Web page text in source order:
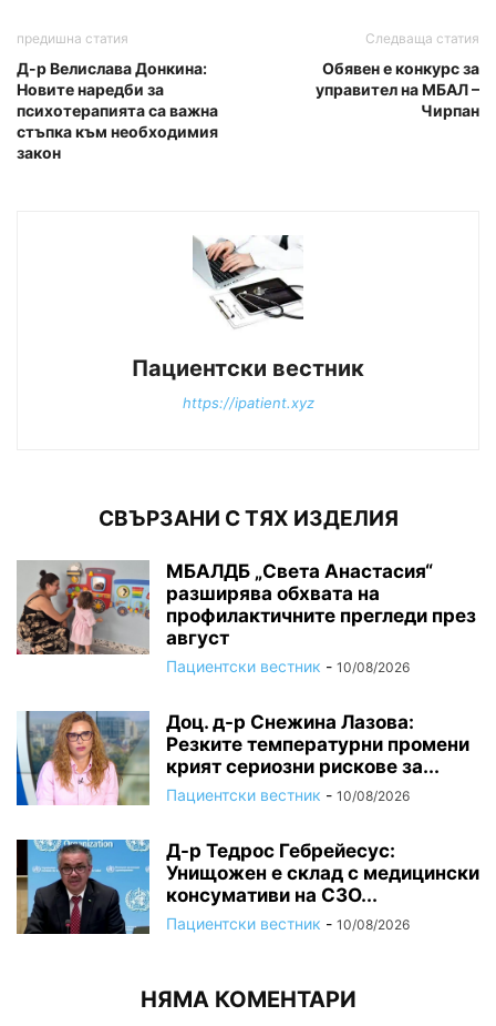
предишна статия
Д-р Велислава Донкина:
Новите наредби за
психотерапията са важна
стъпка към необходимия
закон
Следваща статия
Обявен е конкурс за
управител на МБАЛ –
Чирпан
Пациентски вестник
https://ipatient.xyz
СВЪРЗАНИ С ТЯХ ИЗДЕЛИЯ
МБАЛДБ „Света Анастасия“
разширява обхвата на
профилактичните прегледи през
август
Пациентски вестник - 10/08/2026
Доц. д-р Снежина Лазова:
Резките температурни промени
крият сериозни рискове за...
Пациентски вестник - 10/08/2026
Д-р Тедрос Гебрейесус:
Унищожен е склад с медицински
консумативи на СЗО...
Пациентски вестник - 10/08/2026
НЯМА КОМЕНТАРИ